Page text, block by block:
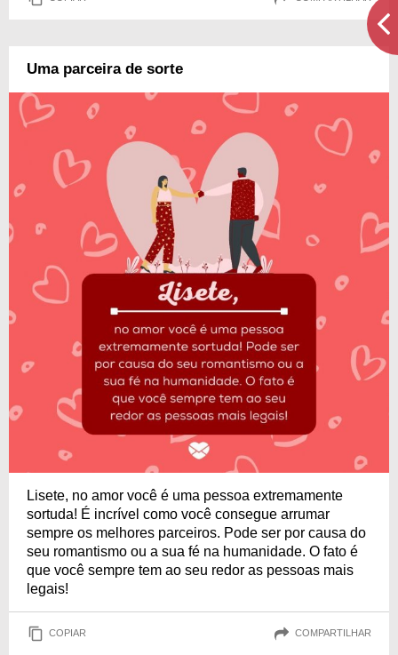
Uma parceira de sorte
Lisete, no amor você é uma pessoa extremamente
sortuda! É incrível como você consegue arrumar
sempre os melhores parceiros. Pode ser por causa do
seu romantismo ou a sua fé na humanidade. O fato é
que você sempre tem ao seu redor as pessoas mais
legais!
COPIAR COMPARTILHAR